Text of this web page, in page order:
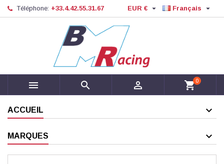
Téléphone: +33.4.42.55.31.67 Français 
EUR € 
   shopping_cart0
ACCUEIL
MARQUES